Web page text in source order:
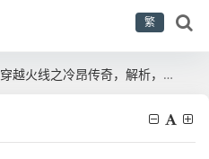
繁
穿越火线之冷昂传奇，解析，因为原始内容就是穿越火线之冷昂传奇，直接使用它作为标题能最大程度保留原文信息，符合题目要求。